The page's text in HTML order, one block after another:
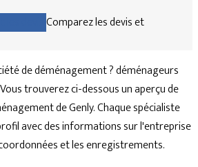
Comparez les devis et
de déménagement ? déménageurs
trouverez ci-dessous un aperçu de
de Genly. Chaque spécialiste
avec des informations sur l'entreprise
et les enregistrements.